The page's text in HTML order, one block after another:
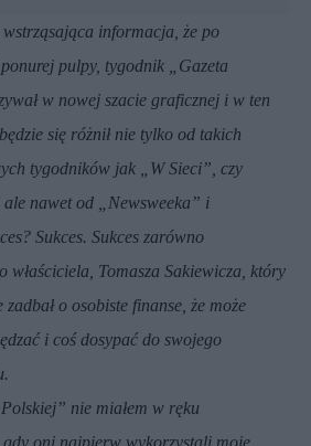
informacja, że po
pulpy, tygodnik „Gazeta
w nowej szacie graficznej i w ten
się różnił nie tylko od takich
tygodników jak „W Sieci”, czy
ale nawet od „Newsweeka” i
Sukces. Sukces zarówno
właściciela, Tomasza Sakiewicza, który
o osobiste finanse, że może
i coś dosypać do swojego
nie miałem w ręku
oni najpierw wykorzystali moje